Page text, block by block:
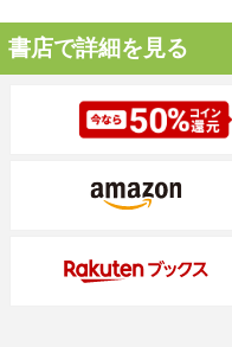
書店で詳細を見る